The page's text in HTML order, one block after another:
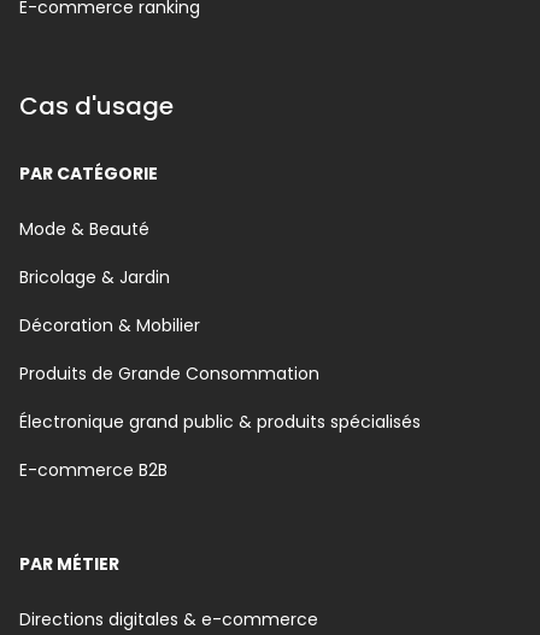
E-commerce ranking
Cas d'usage
PAR CATÉGORIE
Mode & Beauté
Bricolage & Jardin
Décoration & Mobilier
Produits de Grande Consommation
Électronique grand public & produits spécialisés
E-commerce B2B
PAR MÉTIER
Directions digitales & e-commerce